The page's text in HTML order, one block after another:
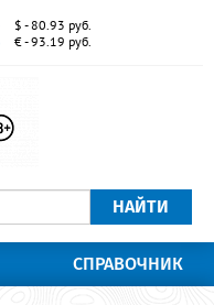
$ - 80.93 руб.
€ - 93.19 руб.
НАЙТИ
СПРАВОЧНИК